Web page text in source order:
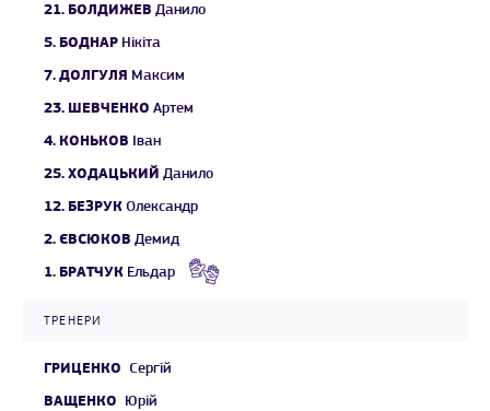
21. БОЛДИЖЕВ Данило
5. БОДНАР Нікіта
7. ДОЛГУЛЯ Максим
23. ШЕВЧЕНКО Артем
4. КОНЬКОВ Іван
25. ХОДАЦЬКИЙ Данило
12. БЕЗРУК Олександр
2. ЄВСЮКОВ Демид
1. БРАТЧУК Ельдар
ТРЕНЕРИ
ГРИЦЕНКО Сергій
ВАЩЕНКО Юрій